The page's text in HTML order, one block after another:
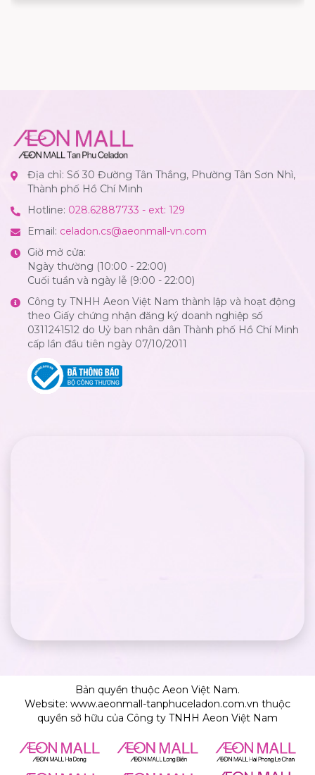
Địa chỉ: Số 30 Đường Tân Thắng, Phường Tân Sơn Nhì,
Thành phố Hồ Chí Minh
Hotline: 028.62887733 - ext: 129
Email: celadon.cs@aeonmall-vn.com
Giờ mở cửa:
Ngày thường (10:00 - 22:00)
Cuối tuần và ngày lễ (9:00 - 22:00)
Công ty TNHH Aeon Việt Nam thành lập và hoạt động
theo Giấy chứng nhận đăng ký doanh nghiệp số
0311241512 do Uỷ ban nhân dân Thành phố Hồ Chí Minh
cấp lần đầu tiên ngày 07/10/2011
Bản quyền thuộc Aeon Việt Nam.
Website: www.aeonmall-tanphuceladon.com.vn thuộc
quyền sở hữu của Công ty TNHH Aeon Việt Nam